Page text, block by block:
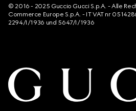
© 2016 - 2025 Guccio Gucci S.p.A. - Alle
Commerce Europe S.p.A. - IT VAT nr
2294/I/1936 und 5647/I/1936